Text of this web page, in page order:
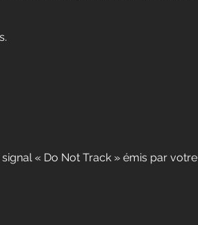
« Do Not Track » émis par votre